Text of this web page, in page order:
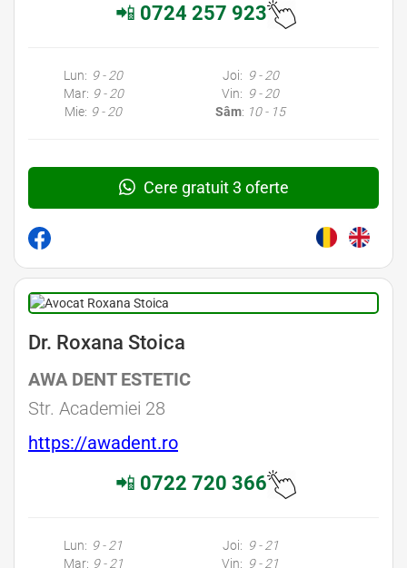
📲 0724 257 923
Lun: 9 - 20
Mar: 9 - 20
Mie: 9 - 20
Joi: 9 - 20
Vin: 9 - 20
Sâm: 10 - 15
Cere gratuit 3 oferte
Dr. Roxana Stoica
AWA DENT ESTETIC
Str. Academiei 28
https://awadent.ro
📲 0722 720 366
Lun: 9 - 21
Mar: 9 - 21
Joi: 9 - 21
Vin: 9 - 21